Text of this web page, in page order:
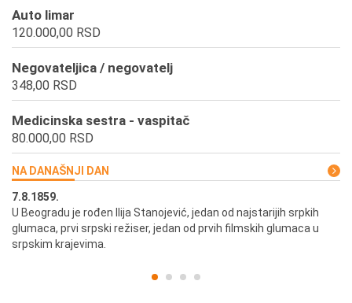
Auto limar
120.000,00 RSD
Negovateljica / negovatelj
348,00 RSD
Medicinska sestra - vaspitač
80.000,00 RSD
NA DANAŠNJI DAN
7.8.1859.
U Beogradu je rođen Ilija Stanojević, jedan od najstarijih srpkih
glumaca, prvi srpski režiser, jedan od prvih filmskih glumaca u
srpskim krajevima.